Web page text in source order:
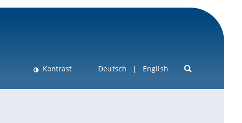
Kontrast Deutsch English